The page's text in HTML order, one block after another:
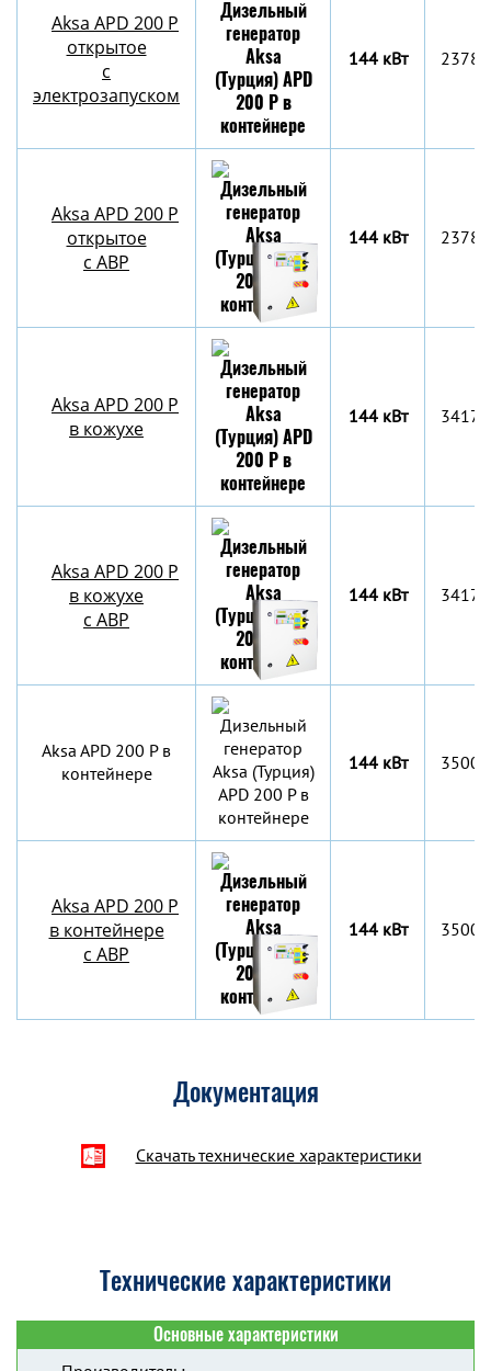
Aksa APD 200 P
открытое
с
электрозапуском
144 кВт
Aksa APD 200 P
открытое
с АВР
144 кВт
Aksa APD 200 P
в кожухе
144 кВт
Aksa APD 200 P
в кожухе
с АВР
144 кВт
Aksa APD 200 P в
контейнере
144 кВт
Aksa APD 200 P
в контейнере
c АВР
144 кВт
Документация
Скачать технические характеристики
Технические характеристики
Основные характеристики